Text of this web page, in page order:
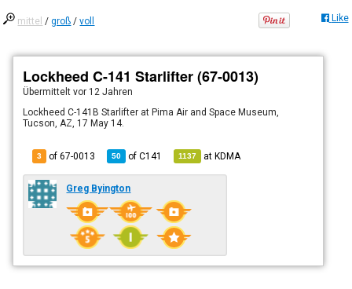
mittel /groß /voll Like
Lockheed C-141 Starlifter (67-0013)
Übermitteltvor 12 Jahren
Lockheed C-141B Starlifter at Pima Air and Space Museum,
Tucson, AZ, 17 May 14.
3 of 67-0013 50 ofC141 1137 atKDMA
Greg Byington